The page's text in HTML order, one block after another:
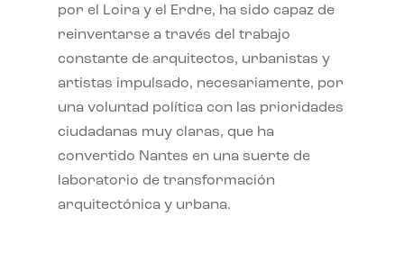
por el Loira y el Erdre, ha sido capaz de
reinventarse a través del trabajo
constante de arquitectos, urbanistas y
artistas impulsado, necesariamente, por
una voluntad política con las prioridades
ciudadanas muy claras, que ha
convertido Nantes en una suerte de
laboratorio de transformación
arquitectónica y urbana.